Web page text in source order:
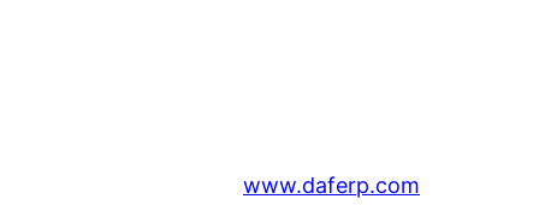
www.daferp.com